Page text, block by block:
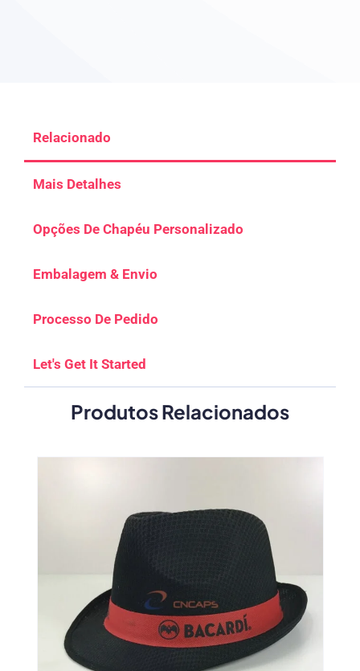
Relacionado
Mais Detalhes
Opções De Chapéu Personalizado
Embalagem & Envio
Processo De Pedido
Let's Get It Started
Produtos Relacionados